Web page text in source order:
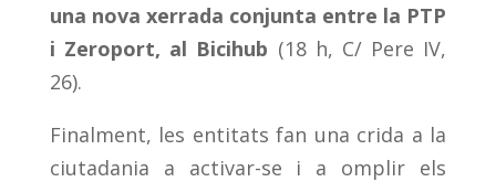
una nova xerrada conjunta entre la PTP
i Zeroport, al Bicihub (18 h, C/ Pere IV,
26).
Finalment, les entitats fan una crida a la
ciutadania a activar-se i a omplir els